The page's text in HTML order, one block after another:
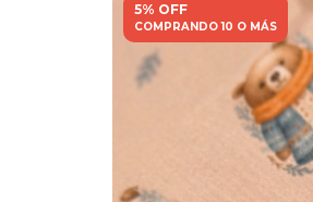
5% OFF
COMPRANDO 10 O MÁS